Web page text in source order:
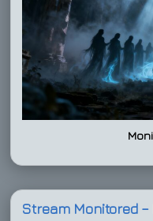
Stream Monitored –